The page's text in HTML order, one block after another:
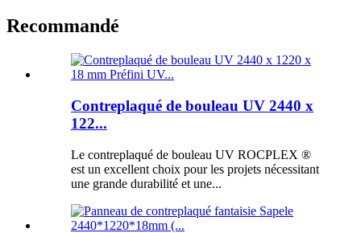
Recommandé
Contreplaqué de bouleau UV 2440 x
122...
Le contreplaqué de bouleau UV ROCPLEX ®
est un excellent choix pour les projets nécessitant
une grande durabilité et une...